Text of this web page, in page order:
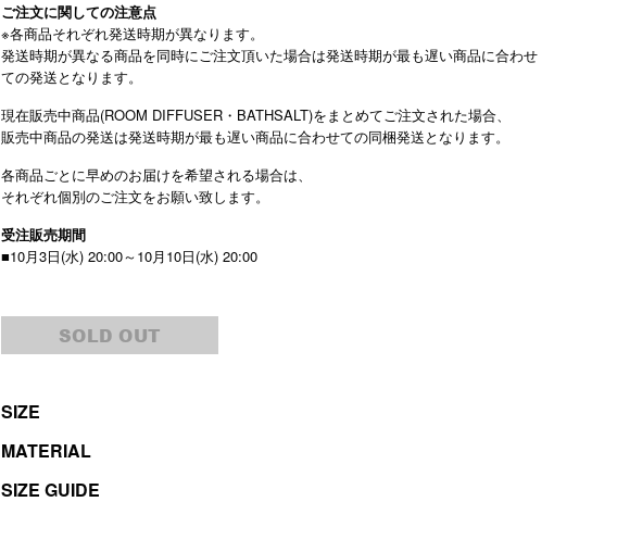
ご注文に関しての注意点
※各商品それぞれ発送時期が異なります。
発送時期が異なる商品を同時にご注文頂いた場合は発送時期が最も遅い商品に合わせ
ての発送となります。
現在販売中商品(ROOM DIFFUSER・BATHSALT)をまとめてご注文された場合、
販売中商品の発送は発送時期が最も遅い商品に合わせての同梱発送となります。
各商品ごとに早めのお届けを希望される場合は、
それぞれ個別のご注文をお願い致します。
受注販売期間
■10月3日(水) 20:00～10月10日(水) 20:00
SOLD OUT
SIZE
MATERIAL
SIZE GUIDE